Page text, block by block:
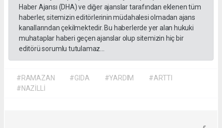
Haber Ajansı (DHA) ve diğer ajanslar tarafından eklenen tüm
haberler, sitemizin editörlerinin müdahalesi olmadan ajans
kanallarından çekilmektedir. Bu haberlerde yer alan hukuki
muhataplar haberi geçen ajanslar olup sitemizin hiç bir
editörü sorumlu tutulamaz...
#RAMAZAN #GIDA #YARDIM
#ARTTI
#NAZİLLİ